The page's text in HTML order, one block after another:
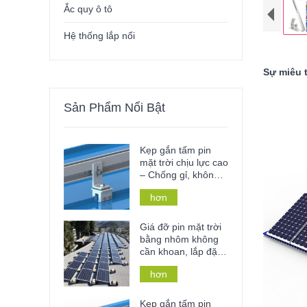
Sự miêu
Ắc quy ô tô
Hệ thống lắp nổi
Sản Phẩm Nổi Bật
Kẹp gắn tấm pin
mặt trời chịu lực cao
– Chống gỉ, không
cần khoan đục và
lắp đặt không cần
lan can kim loại.
hơn
Giá đỡ pin mặt trời
bằng nhôm không
cần khoan, lắp đặt
trên mái bê tông
phẳng, thích hợp
sở thương mại.
hơn
Kẹp gắn tấm pin